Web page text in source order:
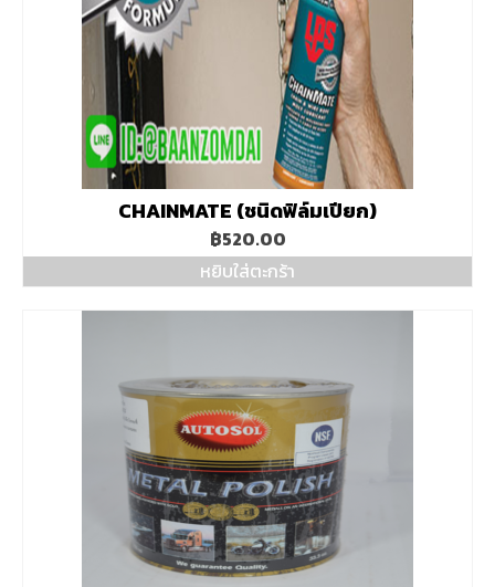
CHAINMATE (ชนิดฟิล์มเปียก)
฿520.00
หยิบใส่ตะกร้า